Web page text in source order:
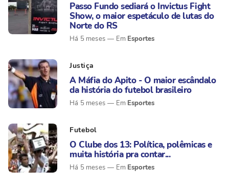
Passo Fundo sediará o Invictus Fight
Show, o maior espetáculo de lutas do
Norte do RS
Há 5 meses Esportes
Justiça
A Máfia do Apito - O maior escândalo
da história do futebol brasileiro
Há 5 meses Esportes
Futebol
O Clube dos 13: Política, polêmicas e
muita história pra contar...
Há 5 meses Esportes